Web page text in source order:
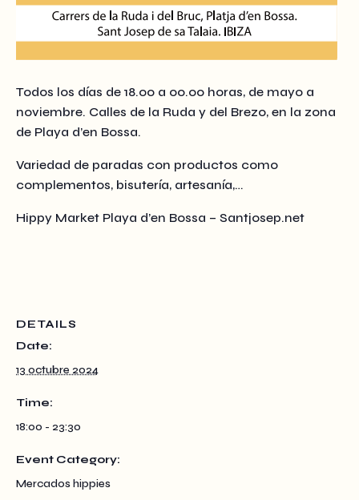
Todos los días de 18.00 a 00.00 horas, de mayo a
noviembre. Calles de la Ruda y del Brezo, en la zona
de Playa d’en Bossa.
Variedad de paradas con productos como
complementos, bisutería, artesanía,…
Hippy Market Playa d’en Bossa – Santjosep.net
DETAILS
Date:
13 octubre 2024
Time:
18:00 - 23:30
Event Category:
Mercados hippies